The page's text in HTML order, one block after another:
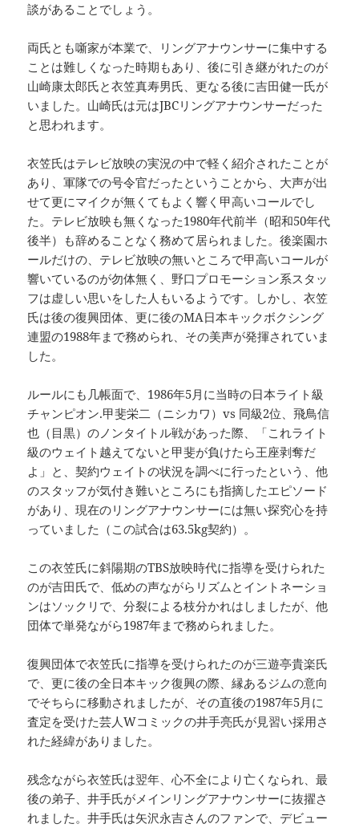
談があることでしょう。
両氏とも噺家が本業で、リングアナウンサーに集中する
ことは難しくなった時期もあり、後に引き継がれたのが
山崎康太郎氏と衣笠真寿男氏、更なる後に吉田健一氏が
いました。山崎氏は元はJBCリングアナウンサーだった
と思われます。
衣笠氏はテレビ放映の実況の中で軽く紹介されたことが
あり、軍隊での号令官だったということから、大声が出
せて更にマイクが無くてもよく響く甲高いコールでし
た。テレビ放映も無くなった1980年代前半（昭和50年代
後半）も辞めることなく務めて居られました。後楽園ホ
ールだけの、テレビ放映の無いところで甲高いコールが
響いているのが勿体無く、野口プロモーション系スタッ
フは虚しい思いをした人もいるようです。しかし、衣笠
氏は後の復興団体、更に後のMA日本キックボクシング
連盟の1988年まで務められ、その美声が発揮されていま
した。
ルールにも几帳面で、1986年5月に当時の日本ライト級
チャンピオン.甲斐栄二（ニシカワ）vs 同級2位、飛鳥信
也（目黒）のノンタイトル戦があった際、「これライト
級のウェイト越えてないと甲斐が負けたら王座剥奪だ
よ」と、契約ウェイトの状況を調べに行ったという、他
のスタッフが気付き難いところにも指摘したエピソード
があり、現在のリングアナウンサーには無い探究心を持
っていました（この試合は63.5kg契約）。
この衣笠氏に斜陽期のTBS放映時代に指導を受けられた
のが吉田氏で、低めの声ながらリズムとイントネーショ
ンはソックリで、分裂による枝分かれはしましたが、他
団体で単発ながら1987年まで務められました。
復興団体で衣笠氏に指導を受けられたのが三遊亭貴楽氏
で、更に後の全日本キック復興の際、縁あるジムの意向
でそちらに移動されましたが、その直後の1987年5月に
査定を受けた芸人Wコミックの井手亮氏が見習い採用さ
れた経緯がありました。
残念ながら衣笠氏は翌年、心不全により亡くなられ、最
後の弟子、井手氏がメインリングアナウンサーに抜擢さ
れました。井手氏は矢沢永吉さんのファンで、デビュー